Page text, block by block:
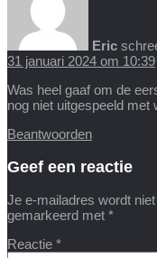
Eric
31 januari 2024 om 10:39
Was heel gaaf om de
nog niet uitgespeeld met
Beantwoorden
Geef een reactie
Je e-mailadres wordt
gemarkeerd met *
Reactie *